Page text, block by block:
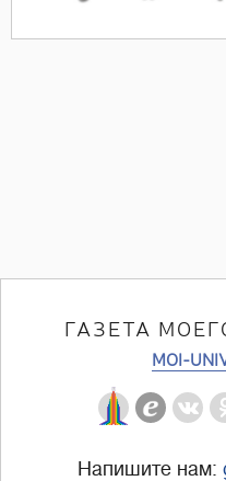
ГАЗЕТА
MOI-
Напишите нам: